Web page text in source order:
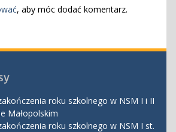
, aby móc dodać komentarz.
roku szkolnego w NSM I i II
Małopolskim
roku szkolnego w NSM I st.